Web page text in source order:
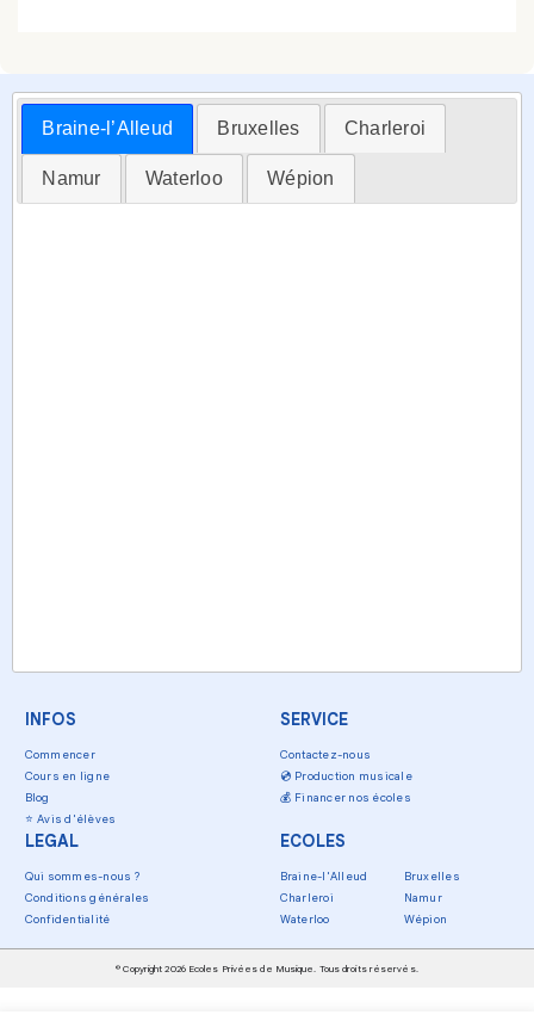
Braine-l’Alleud Bruxelles Charleroi
Namur Waterloo Wépion
INFOS
Commencer
Cours en ligne
Blog
⭐ Avis d'élèves
SERVICE
Contactez-nous
💿 Production musicale
💰 Financer nos écoles
LEGAL
Qui sommes-nous ?
Conditions générales
Confidentialité
ECOLES
Braine-l'Alleud
Bruxelles
Charleroi
Namur
Waterloo
Wépion
© Copyright 2026 Ecoles Privées de Musique. Tous droits réservés.